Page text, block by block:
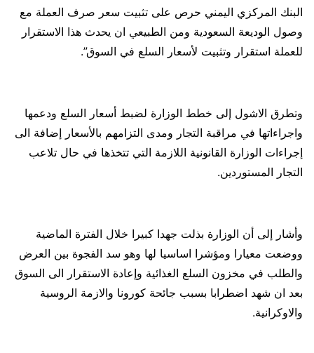
البنك المركزي اليمني حرص على تثبيت سعر صرف العملة مع
وصول الوديعة السعودية ومن الطبيعي ان يحدث هذا الاستقرار
للعملة استقرار وتثبيت لأسعار السلع في السوق”.
وتطرق الاشول إلى خطط الوزارة لضبط أسعار السلع ودعمها
واجراءاتها في مراقبة التجار ومدى التزامهم بالأسعار إضافة الى
إجراءات الوزارة القانونية اللازمة التي تتخذها في حال تلاعب
التجار المستوردين.
وأشار إلى أن الوزارة بذلت جهدا كبيرا خلال الفترة الماضية
ووضعت معيارا ومؤشرا اساسيا لها وهو سد الفجوة بين العرض
والطلب في مخزون السلع الغذائية وإعادة الاستقرار الى السوق
بعد ان شهد اضطرابا بسبب جائحة كورونا والازمة الروسية
والاوكرانية.